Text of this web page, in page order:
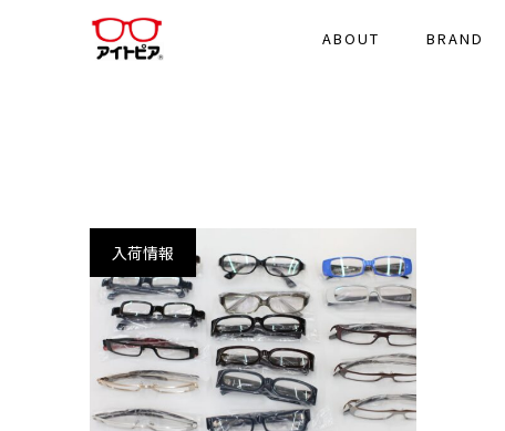
ABOUT BRAND
入荷情報